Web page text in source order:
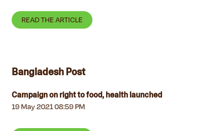
READ THE ARTICLE
Bangladesh Post
Campaign on right to food, health launched
19 May 2021 08:59 PM